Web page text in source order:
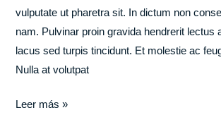
vulputate ut pharetra sit. In dictum non
nam. Pulvinar proin gravida hendrerit lectus
lacus sed turpis tincidunt. Et molestie ac
Nulla at volutpat
Leer más »